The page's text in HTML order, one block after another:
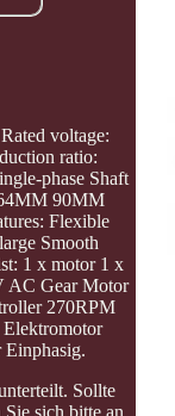
voltage:
ratio:
phase Shaft
90MM
Flexible
Smooth
1 x motor 1 x
AC Gear Motor
270RPM
Einphasig.
Sollte